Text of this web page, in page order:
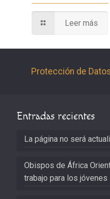
Leer más
Protección de
Entradas recientes
La página no será
Obispos de África
trabajo para los jóvenes